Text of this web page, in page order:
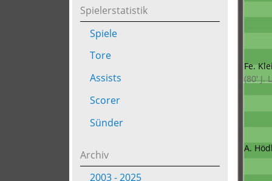
Spielerstatistik
Spiele
Tore
Assists
Scorer
Sünder
Archiv
2003 - 2025
Fe.
(80' J.
A.